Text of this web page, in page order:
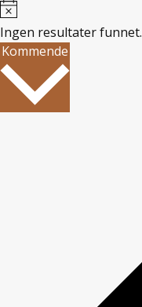
Ingen resultater funnet.
Kommende